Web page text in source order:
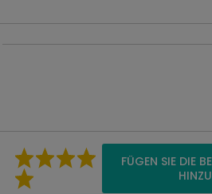
FÜGEN SIE DIE
HINZU